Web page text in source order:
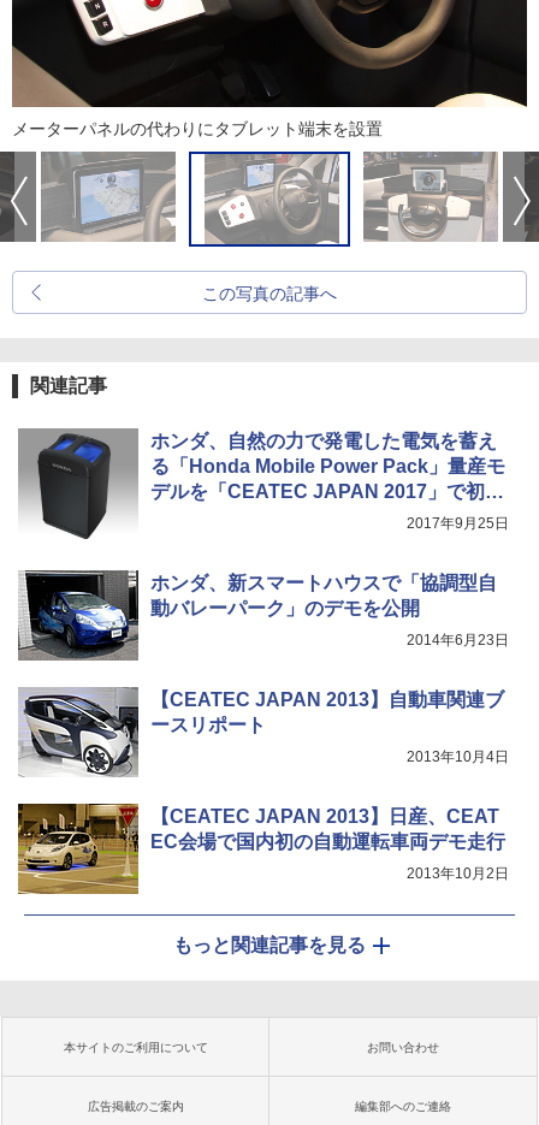
メーターパネルの代わりにタブレット端末を設置
この写真の記事へ
関連記事
ホンダ、自然の力で発電した電気を蓄え
る「Honda Mobile Power Pack」量産モ
デルを「CEATEC JAPAN 2017」で初公
2017年9月25日
ホンダ、新スマートハウスで「協調型自
動バレーパーク」のデモを公開
2014年6月23日
【CEATEC JAPAN 2013】自動車関連ブ
ースリポート
2013年10月4日
【CEATEC JAPAN 2013】日産、CEAT
EC会場で国内初の自動運転車両デモ走行
2013年10月2日
もっと関連記事を見る
本サイトのご利用について お問い合わせ
広告掲載のご案内 編集部へのご連絡